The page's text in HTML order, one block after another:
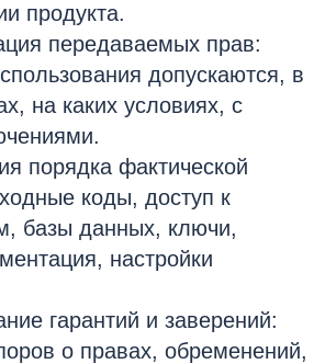
продукта.
передаваемых прав:
допускаются, в
на каких условиях, с
порядка фактической
коды, доступ к
базы данных, ключи,
настройки
гарантий и заверений:
о правах, обременений,